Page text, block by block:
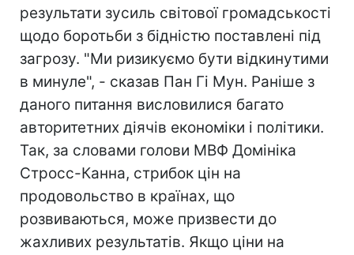
результати зусиль світової громадськості
щодо боротьби з бідністю поставлені під
загрозу. "Ми ризикуємо бути відкинутими
в минуле", - сказав Пан Гі Мун. Раніше з
даного питання висловилися багато
авторитетних діячів економіки і політики.
Так, за словами голови МВФ Домініка
Стросс-Канна, стрибок цін на
продовольство в країнах, що
розвиваються, може призвести до
жахливих результатів. Якщо ціни на